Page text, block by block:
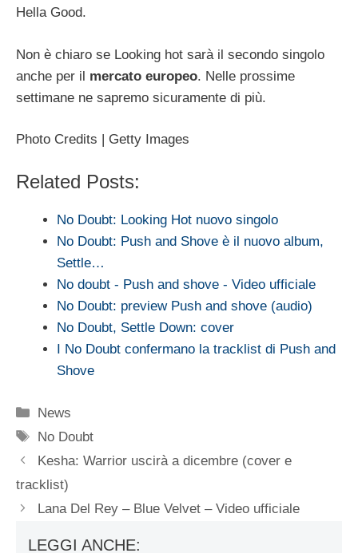
Hella Good.
Non è chiaro se Looking hot sarà il secondo singolo
anche per il mercato europeo. Nelle prossime
settimane ne sapremo sicuramente di più.
Photo Credits | Getty Images
Related Posts:
No Doubt: Looking Hot nuovo singolo
No Doubt: Push and Shove è il nuovo album,
Settle…
No doubt - Push and shove - Video ufficiale
No Doubt: preview Push and shove (audio)
No Doubt, Settle Down: cover
I No Doubt confermano la tracklist di Push and
Shove
Categorie
News
Tag
No Doubt
Kesha: Warrior uscirà a dicembre (cover e
tracklist)
Lana Del Rey – Blue Velvet – Video ufficiale
LEGGI ANCHE: